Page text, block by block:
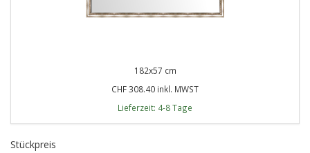
182x57 cm
CHF 308.40 inkl. MWST
Lieferzeit: 4-8 Tage
Stückpreis